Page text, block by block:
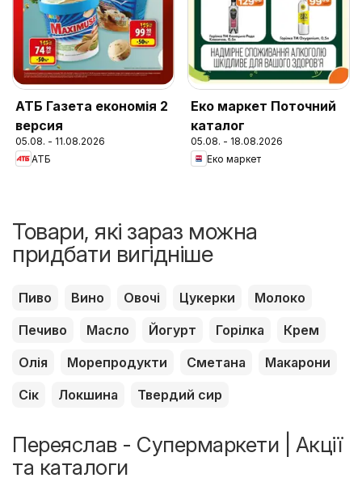
АТБ Газета економія 2
версия
05.08. - 11.08.2026
АТБ
Еко маркет Поточний
каталог
05.08. - 18.08.2026
Еко маркет
Товари, які зараз можна
придбати вигідніше
Пиво Вино Овочі Цукерки
Молоко
Печиво
Масло Йогурт Горілка
Крем
Олія
Морепродукти Сметана
Макарони
Сік
Локшина Твердий сир
Переяслав - Супермаркети | Акції
та каталоги